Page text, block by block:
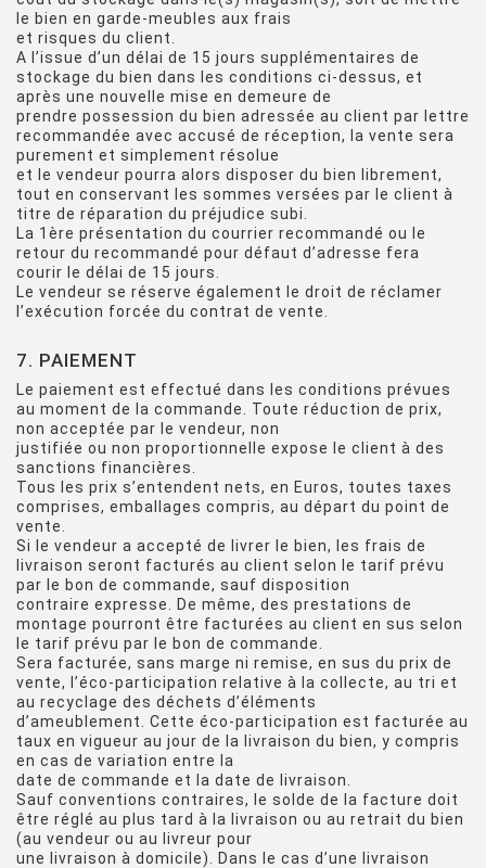
le bien en garde-meubles aux frais
et risques du client.
A l’issue d’un délai de 15 jours supplémentaires de
stockage du bien dans les conditions ci-dessus, et
après une nouvelle mise en demeure de
prendre possession du bien adressée au client par lettre
recommandée avec accusé de réception, la vente sera
purement et simplement résolue
et le vendeur pourra alors disposer du bien librement,
tout en conservant les sommes versées par le client à
titre de réparation du préjudice subi.
La 1ère présentation du courrier recommandé ou le
retour du recommandé pour défaut d’adresse fera
courir le délai de 15 jours.
Le vendeur se réserve également le droit de réclamer
l’exécution forcée du contrat de vente.
7. PAIEMENT
Le paiement est effectué dans les conditions prévues
au moment de la commande. Toute réduction de prix,
non acceptée par le vendeur, non
justifiée ou non proportionnelle expose le client à des
sanctions financières.
Tous les prix s’entendent nets, en Euros, toutes taxes
comprises, emballages compris, au départ du point de
vente.
Si le vendeur a accepté de livrer le bien, les frais de
livraison seront facturés au client selon le tarif prévu
par le bon de commande, sauf disposition
contraire expresse. De même, des prestations de
montage pourront être facturées au client en sus selon
le tarif prévu par le bon de commande.
Sera facturée, sans marge ni remise, en sus du prix de
vente, l’éco-participation relative à la collecte, au tri et
au recyclage des déchets d’éléments
d’ameublement. Cette éco-participation est facturée au
taux en vigueur au jour de la livraison du bien, y compris
en cas de variation entre la
date de commande et la date de livraison.
Sauf conventions contraires, le solde de la facture doit
être réglé au plus tard à la livraison ou au retrait du bien
(au vendeur ou au livreur pour
une livraison à domicile). Dans le cas d’une livraison